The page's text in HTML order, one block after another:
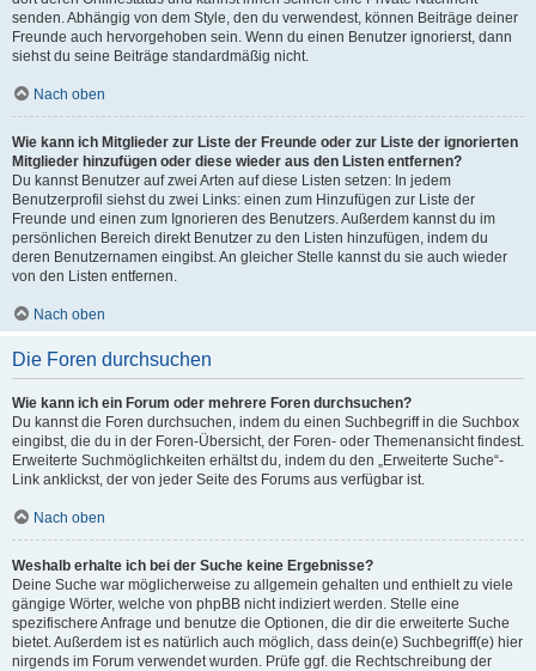
senden. Abhängig von dem Style, den du verwendest, können Beiträge deiner
Freunde auch hervorgehoben sein. Wenn du einen Benutzer ignorierst, dann
siehst du seine Beiträge standardmäßig nicht.
Nach oben
Wie kann ich Mitglieder zur Liste der Freunde oder zur Liste der ignorierten
Mitglieder hinzufügen oder diese wieder aus den Listen entfernen?
Du kannst Benutzer auf zwei Arten auf diese Listen setzen: In jedem
Benutzerprofil siehst du zwei Links: einen zum Hinzufügen zur Liste der
Freunde und einen zum Ignorieren des Benutzers. Außerdem kannst du im
persönlichen Bereich direkt Benutzer zu den Listen hinzufügen, indem du
deren Benutzernamen eingibst. An gleicher Stelle kannst du sie auch wieder
von den Listen entfernen.
Nach oben
Die Foren durchsuchen
Wie kann ich ein Forum oder mehrere Foren durchsuchen?
Du kannst die Foren durchsuchen, indem du einen Suchbegriff in die Suchbox
eingibst, die du in der Foren-Übersicht, der Foren- oder Themenansicht findest.
Erweiterte Suchmöglichkeiten erhältst du, indem du den „Erweiterte Suche“-
Link anklickst, der von jeder Seite des Forums aus verfügbar ist.
Nach oben
Weshalb erhalte ich bei der Suche keine Ergebnisse?
Deine Suche war möglicherweise zu allgemein gehalten und enthielt zu viele
gängige Wörter, welche von phpBB nicht indiziert werden. Stelle eine
spezifischere Anfrage und benutze die Optionen, die dir die erweiterte Suche
bietet. Außerdem ist es natürlich auch möglich, dass dein(e) Suchbegriff(e) hier
nirgends im Forum verwendet wurden. Prüfe ggf. die Rechtschreibung der